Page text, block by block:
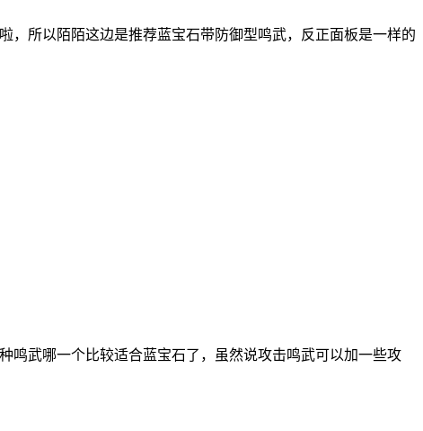
，所以陌陌这边是推荐蓝宝石带防御型鸣武，反正面板是一样的
鸣武哪一个比较适合蓝宝石了，虽然说攻击鸣武可以加一些攻